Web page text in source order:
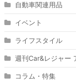
自動車関連用品
イベント
ライフスタイル
週刊Car&レジャー
コラム・特集